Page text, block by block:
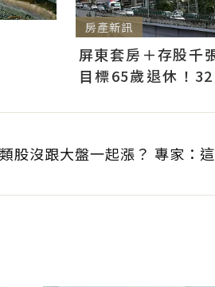
房產新訊
屏東套房＋存股千
目標65歲退休！
股沒跟大盤一起漲？ 專家：